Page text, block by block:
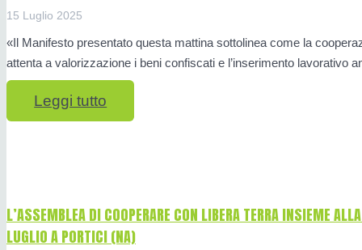
15 Luglio 2025
«Il Manifesto presentato questa mattina sottolinea come la
attenta a valorizzazione i beni confiscati e l’inserimento lavorativo
Leggi tutto
L’ASSEMBLEA DI COOPERARE CON LIBERA TERRA INSIEME
LUGLIO A PORTICI (NA)